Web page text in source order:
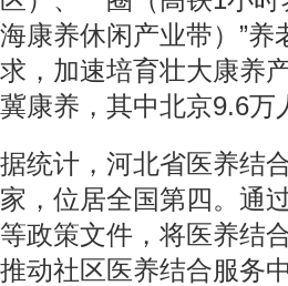
海康养休闲产业带）”
求，加速培育壮大康养
冀康养，其中北京9.6万
据统计，河北省医养结
家，位居全国第四。通
等政策文件，将医养结
推动社区医养结合服务